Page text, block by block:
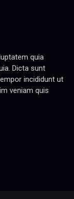
quia
Dicta sunt
incididunt ut
veniam quis